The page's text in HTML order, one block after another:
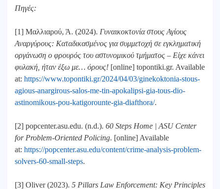
Πηγές:
[1] Μαλλιαρού, Ά. (2024). Γυναικοκτονία στους Αγίους
Αναργύρους: Καταδικασμένος για συμμετοχή σε εγκληματική
οργάνωση ο φρουρός του αστυνομικού τμήματος – Είχε κάνει
φυλακή, ήταν έξω με… όρους! [online] topontiki.gr. Available
at: https://www.topontiki.gr/2024/04/03/ginekoktonia-stous-
agious-anargirous-salos-me-tin-apokalipsi-gia-tous-dio-
astinomikous-pou-katigorounte-gia-diafthora/.
‌[2] popcenter.asu.edu. (n.d.). 60 Steps Home | ASU Center
for Problem-Oriented Policing. [online] Available
at: https://popcenter.asu.edu/content/crime-analysis-problem-
solvers-60-small-steps.
[3] Oliver (2023). 5 Pillars Law Enforcement: Key Principles